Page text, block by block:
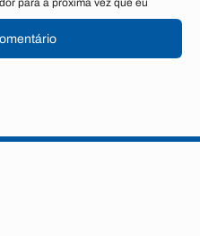
para a próxima vez que eu